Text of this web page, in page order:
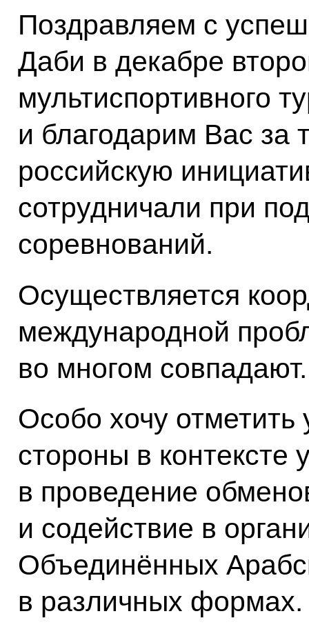
Поздравляем с
Даби в декабре
мультиспортивного
и благодарим Вас за
российскую
сотрудничали при
соревнований.
Осуществляется
международной
во многом совпадают.
Особо хочу отметить
стороны в контексте
в проведение
и содействие в
Объединённых
в различных формах.